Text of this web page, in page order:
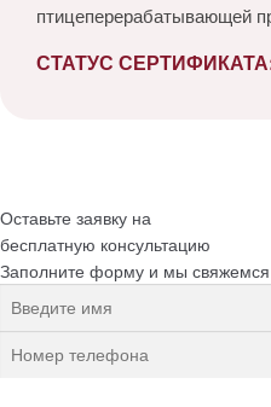
птицеперерабатывающей
СТАТУС
Оставьте заявку на
бесплатную консультацию
Заполните форму и мы